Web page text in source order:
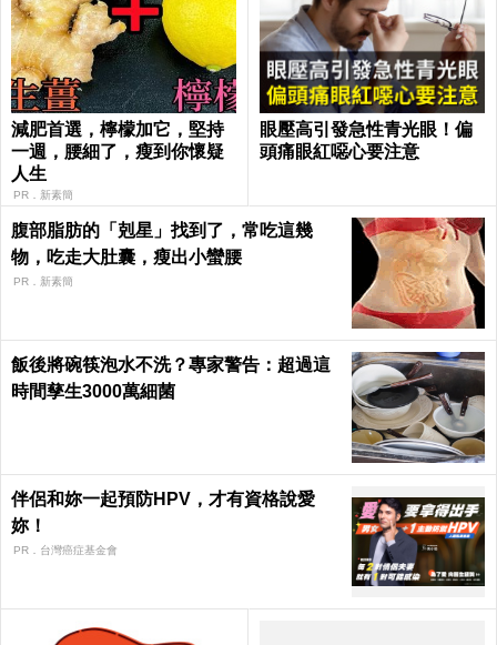
減肥首選，檸檬加它，堅持
一週，腰細了，瘦到你懷疑
人生
PR．新素簡
眼壓高引發急性青光眼！偏
頭痛眼紅噁心要注意
腹部脂肪的「剋星」找到了，常吃這幾
物，吃走大肚囊，瘦出小蠻腰
PR．新素簡
飯後將碗筷泡水不洗？專家警告：超過這
時間孳生3000萬細菌
伴侶和妳一起預防HPV，才有資格說愛
妳！
PR．台灣癌症基金會